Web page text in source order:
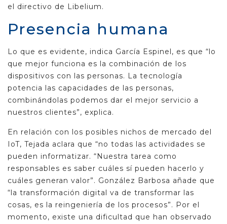
el directivo de Libelium.
Presencia humana
Lo que es evidente, indica García Espinel, es que “lo
que mejor funciona es la combinación de los
dispositivos con las personas. La tecnología
potencia las capacidades de las personas,
combinándolas podemos dar el mejor servicio a
nuestros clientes”, explica.
En relación con los posibles nichos de mercado del
IoT, Tejada aclara que “no todas las actividades se
pueden informatizar. “Nuestra tarea como
responsables es saber cuáles sí pueden hacerlo y
cuáles generan valor”. González Barbosa añade que
“la transformación digital va de transformar las
cosas, es la reingeniería de los procesos”. Por el
momento, existe una dificultad que han observado